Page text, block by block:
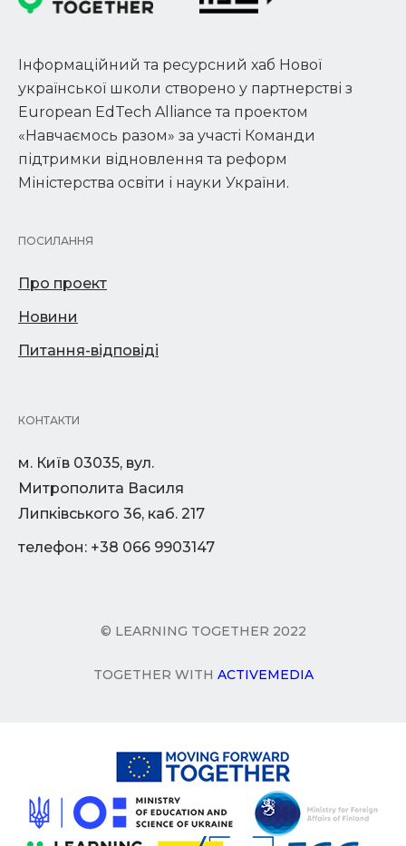
Інформаційний та ресурсний хаб Нової
української школи створено у партнерстві з
European EdTech Alliance та проектом
«Навчаємось разом» за участі Команди
підтримки відновлення та реформ
Міністерства освіти і науки України.
ПОСИЛАННЯ
Про проект
Новини
Питання-відповіді
КОНТАКТИ
м. Київ 03035, вул.
Митрополита Василя
Липківського 36, каб. 217
телефон: +38 066 9903147
© LEARNING TOGETHER 2022
TOGETHER WITH ACTIVEMEDIA